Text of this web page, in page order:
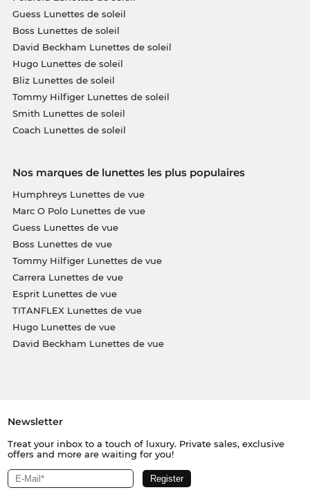
Guess Lunettes de soleil
Boss Lunettes de soleil
David Beckham Lunettes de soleil
Hugo Lunettes de soleil
Bliz Lunettes de soleil
Tommy Hilfiger Lunettes de soleil
Smith Lunettes de soleil
Coach Lunettes de soleil
Nos marques de lunettes les plus populaires
Humphreys Lunettes de vue
Marc O Polo Lunettes de vue
Guess Lunettes de vue
Boss Lunettes de vue
Tommy Hilfiger Lunettes de vue
Carrera Lunettes de vue
Esprit Lunettes de vue
TITANFLEX Lunettes de vue
Hugo Lunettes de vue
David Beckham Lunettes de vue
Newsletter
Treat your inbox to a touch of luxury. Private sales, exclusive
offers and more are waiting for you!